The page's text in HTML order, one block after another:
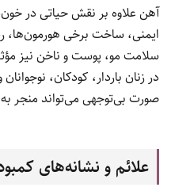
آهن چیست و چرا